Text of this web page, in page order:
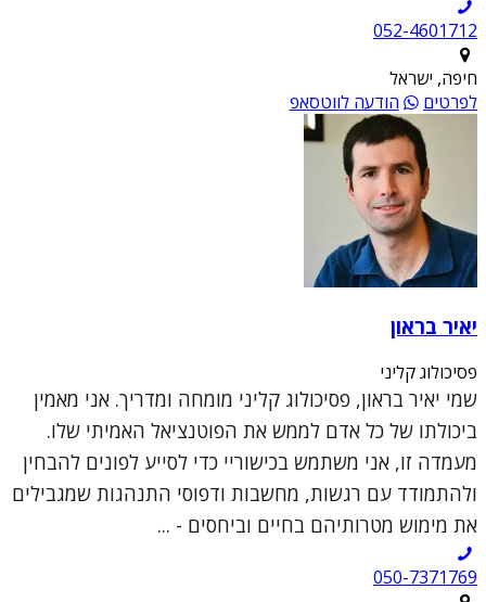
052-4601712
חיפה, ישראל
לפרטים
הודעה לווטסאפ
יאיר בראון
פסיכולוג קליני
שמי יאיר בראון, פסיכולוג קליני מומחה ומדריך. אני מאמין
ביכולתו של כל אדם לממש את הפוטנציאל האמיתי שלו.
מעמדה זו, אני משתמש בכישוריי כדי לסייע לפונים להבחין
ולהתמודד עם רגשות, מחשבות ודפוסי התנהגות שמגבילים
את מימוש מטרותיהם בחיים וביחסים - ...
050-7371769